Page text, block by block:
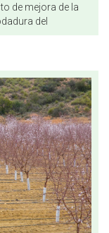
de mejora de la
del